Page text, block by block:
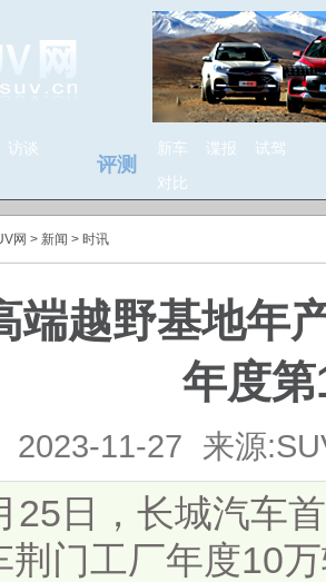
访谈
评测
新车 谍报
试驾
对比
网 > 新闻 > 时讯
端越野基地年
年度
2023-11-27 来源
25日，长城汽车
荆门工厂年度10